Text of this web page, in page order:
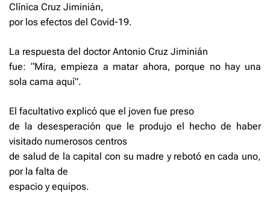
Clínica Cruz Jiminián,
por los efectos del Covid-19.
La respuesta del doctor Antonio Cruz Jiminián
fue: “Mira, empieza a ma­tar ahora, porque no hay una
sola cama aquí”.
El facultativo explicó que el joven fue preso
de la desesperación que le produjo el hecho de haber
visitado numerosos centros
de salud de la capital con su madre y rebotó en cada uno,
por la falta de
espacio y equipos.